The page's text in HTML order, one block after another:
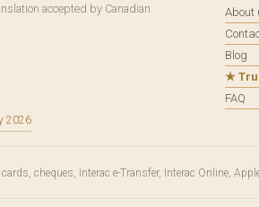
accepted by Canadian
2026
About
Blog
★
FAQ
cheques, Interac e-Transfer, Interac Online,